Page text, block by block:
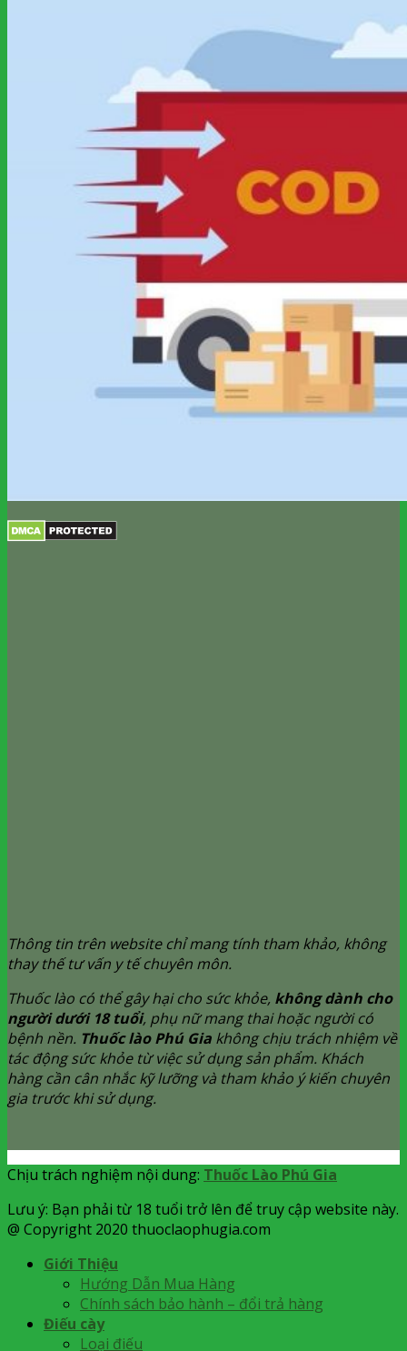
Thông tin trên website chỉ mang tính tham khảo, không
thay thế tư vấn y tế chuyên môn.
Thuốc lào có thể gây hại cho sức khỏe, không dành cho
người dưới 18 tuổi, phụ nữ mang thai hoặc người có
bệnh nền. Thuốc lào Phú Gia không chịu trách nhiệm về
tác động sức khỏe từ việc sử dụng sản phẩm. Khách
hàng cần cân nhắc kỹ lưỡng và tham khảo ý kiến chuyên
gia trước khi sử dụng.
Chịu trách nghiệm nội dung: Thuốc Lào Phú Gia
Lưu ý: Bạn phải từ 18 tuổi trở lên để truy cập website này.
@ Copyright 2020 thuoclaophugia.com
Giới Thiệu
Hướng Dẫn Mua Hàng
Chính sách bảo hành – đổi trả hàng
Điếu cày
Loại điếu